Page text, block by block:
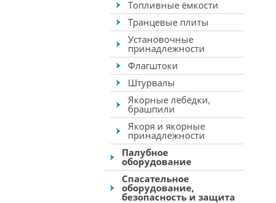
Топливные ёмкости
Транцевые плиты
Установочные
принадлежности
Флагштоки
Штурвалы
Якорные лебёдки,
брашпили
Якоря и якорные
принадлежности
Палубное
оборудование
Спасательное
оборудование,
безопасность и защита